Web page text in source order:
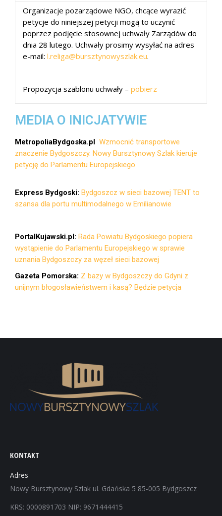
Organizacje pozarządowe NGO, chcące wyrazić
petycje do niniejszej petycji mogą to uczynić
poprzez podjęcie stosownej uchwały Zarządów do
dnia 28 lutego. Uchwały prosimy wysyłać na adres
e-mail: l.religa@bursztynowyszlak.eu.
Propozycja szablonu uchwały – pobierz
MEDIA O INICJATYWIE
MetropoliaBydgoska.pl Wzmocnić transportowe
znaczenie Bydgoszczy. Nowy Bursztynowy Szlak kieruje
petycję do Parlamentu Europejskiego
Express Bydgoski: Bydgoszcz w sieci bazowej TENT to
szansa dla portu multimodalnego w Emilianowie
PortalKujawski.pl: Rada Powiatu Bydgoskiego popiera
wystąpienie do Parlamentu Europejskiego w sprawie
uznania Bydgoszczy za węzeł sieci bazowej
Gazeta Pomorska: Z bazy w Bydgoszczy do Gdyni z
unijnym błogosławieństwem i kasą? Będzie petycja
KONTAKT
Adres
Nowy Bursztynowy Szlak ul. Gdańska 5 85-005 Bydgoszcz
KRS: 0000891703 NIP: 9671444415